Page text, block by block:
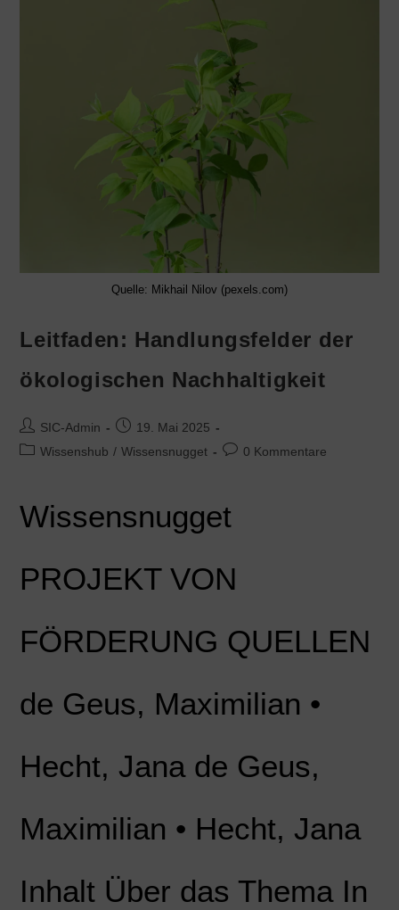
Quelle: Mikhail Nilov (pexels.com)
Leitfaden: Handlungsfelder der
ökologischen Nachhaltigkeit
SIC-Admin
19. Mai 2025
Wissenshub / Wissensnugget 0 Kommentare
Wissensnugget
PROJEKT VON
FÖRDERUNG QUELLEN
de Geus, Maximilian •
Hecht, Jana de Geus,
Maximilian • Hecht, Jana
Inhalt Über das Thema In